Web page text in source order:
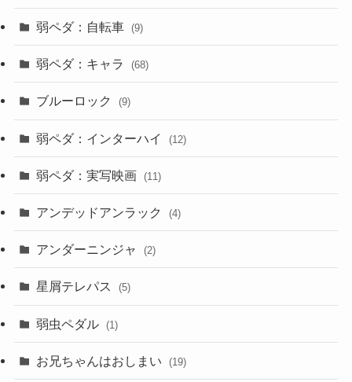
弱ペダ：自転車 (9)
弱ペダ：キャラ (68)
ブルーロック (9)
弱ペダ：インターハイ (12)
弱ペダ：実写映画 (11)
アンデッドアンラック (4)
アンダーニンジャ (2)
星屑テレパス (5)
弱虫ペダル (1)
お兄ちゃんはおしまい (19)